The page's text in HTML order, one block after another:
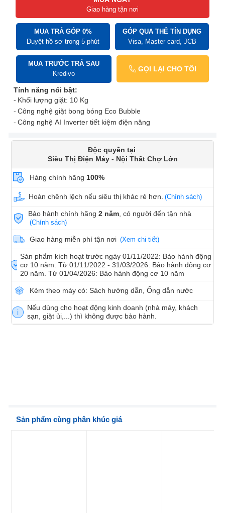
Giao hàng tận nơi
MUA TRẢ GÓP 0%
Duyệt hồ sơ trong 5 phút
GÓP QUA THẺ TÍN DỤNG
Visa, Master card, JCB
MUA TRƯỚC TRẢ SAU
Kredivo
GỌI LẠI CHO TÔI
Tính năng nổi bật:
Khối lượng giặt: 10 Kg
Công nghệ giặt bong bóng Eco Bubble
Công nghệ AI Inverter tiết kiệm điện năng
Độc quyền tại
Siêu Thị Điện Máy - Nội Thất Chợ Lớn
Hàng chính hãng 100%
Hoàn chênh lệch nếu siêu thị khác rẻ hơn. (Chính sách)
Bảo hành chính hãng2 năm , có người đến tận nhà
(Chính sách)
Giao hàng miễn phí tận nơi (Xem chi tiết)
Sản phẩm kích hoạt trước ngày 01/11/2022: Bảo hành động
cơ 10 năm. Từ 01/11/2022 - 31/03/2026: Bảo hành động cơ
20 năm. Từ 01/04/2026: Bảo hành động cơ 10 năm
Kèm theo máy có: Sách hướng dẫn, Ống dẫn nước
Nếu dùng cho hoạt động kinh doanh (nhà máy, khách
sạn, giặt ủi,...) thì không được bảo hành.
Sản phẩm cùng phân khúc giá